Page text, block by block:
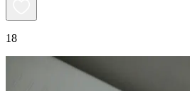
18